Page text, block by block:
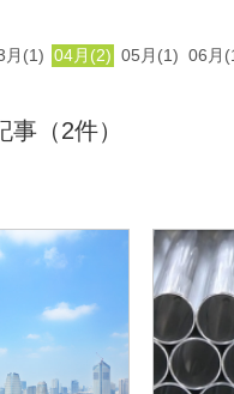
月(1) 04月(2) 05月(1) 06月
事（2件）